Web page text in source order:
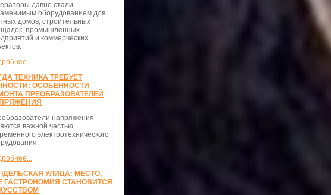
давно стали
оборудованием для
домов, строительных
промышленных
и коммерческих
ТЕХНИКА ТРЕБУЕТ
ОСОБЕННОСТИ
ПРЕОБРАЗОВАТЕЛЕЙ
напряжения
важной частью
электротехнического
УЛИЦА: МЕСТО,
ГАСТРОНОМИЯ СТАНОВИТСЯ